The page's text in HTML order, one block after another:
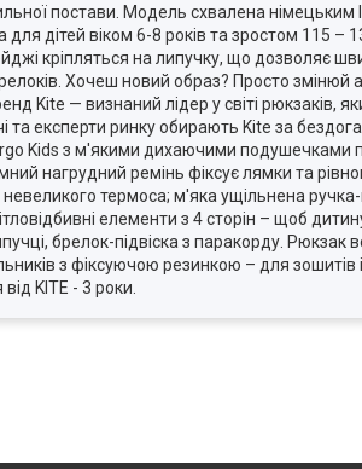
постави. Модель схвалена німецьким
дітей віком 6-8 років та зростом 115
кріпляться на липучку, що дозволяє
Хочеш новий образ? Просто
Kite — визнаний лідер у світі рюкзаків,
експерти ринку обирають Kite за
Kids з м'якими дихаючими подушечками
нагрудний ремінь фіксує лямки та
термоса; м'яка ущільнена ручка-
елементи з 4 сторін – щоб
брелок-підвіска з паракорду.
з фіксуючою резинкою – для
KITE - 3 роки.